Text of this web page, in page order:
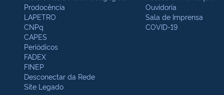
Prodocência
LAPETRO
CNPq
CAPES
Periódicos
FADEX
FINEP
Desconectar da Rede
Site Legado
Ouvidoria
Sala de Imprensa
COVID-19